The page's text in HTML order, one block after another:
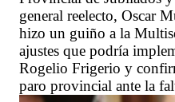
general reelecto, Oscar
hizo un guiño a la
ajustes que podría
Rogelio Frigerio y
paro provincial ante la